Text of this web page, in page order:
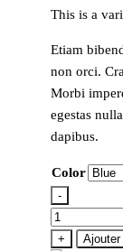
This is a
Etiam
non orci.
Morbi
egestas
dapibus.
Color
-
quantité
de
+ Ajouter